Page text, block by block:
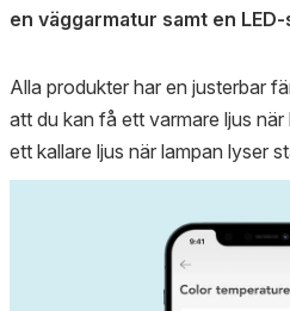
en väggarmatur samt en
Alla produkter har en justerbar
att du kan få ett varmare ljus
ett kallare ljus när lampan lyser